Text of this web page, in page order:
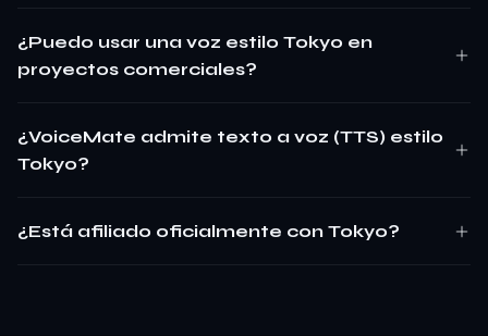
¿Puedo usar una voz estilo Tokyo en
proyectos comerciales?
¿VoiceMate admite texto a voz (TTS) estilo
Tokyo?
¿Está afiliado oficialmente con Tokyo?